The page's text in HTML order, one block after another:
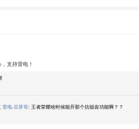
支持雷电！
雷电-豆芽哥: 王者荣耀啥时候能开那个抗锯齿功能啊？？